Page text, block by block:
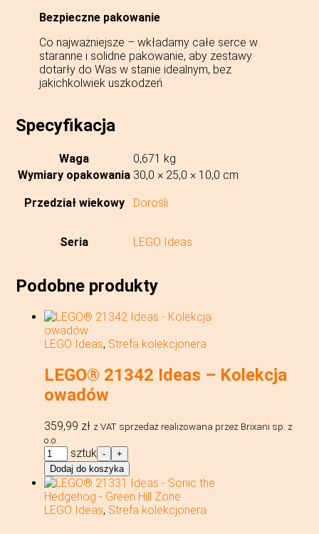
Bezpieczne pakowanie
Co najważniejsze – wkładamy całe serce w
staranne i solidne pakowanie, aby zestawy
dotarły do Was w stanie idealnym, bez
jakichkolwiek uszkodzeń.
Specyfikacja
Waga
0,671 kg
Wymiary opakowania 30,0 × 25,0 × 10,0 cm
Przedział wiekowy Dorośli
Seria LEGO Ideas
Podobne produkty
LEGO Ideas, Strefa kolekcjonera
LEGO® 21342 Ideas – Kolekcja
owadów
359,99 zł z VAT sprzedaż realizowana przez Brixani sp. z
o.o.
ilość
LEGO®
21342
Ideas
-
Kolekcja
sztuk -
+
Dodaj do koszyka
LEGO Ideas, Strefa kolekcjonera